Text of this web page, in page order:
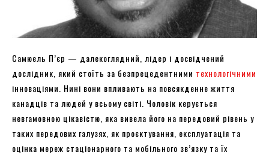
Самюель П’єр — далекоглядний, лідер і досвідчений
дослідник, який стоїть за безпрецедентними технологічними
інноваціями. Нині вони впливають на повсякденне життя
канадців та людей у ​​всьому світі. Чоловік керується
невгамовною цікавістю, яка вивела його на передовий рівень у
таких передових галузях, як проєктування, експлуатація та
оцінка мереж стаціонарного та мобільного зв’язку та їх